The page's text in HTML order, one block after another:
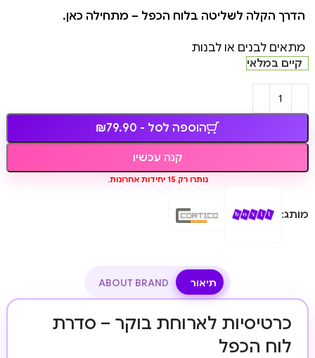
הדרך הקלה לשליטה בלוח הכפל – מתחילה כאן.
מתאים לבנים או לבנות
קיים במלאי
הוספה לסל - ₪79.90
קנה עכשיו
נותרו רק 15 יחידות אחרונות.
מותג:
תיאור ABOUT BRAND
כרטיסיות לארוחת בוקר – סדרת
לוח הכפל